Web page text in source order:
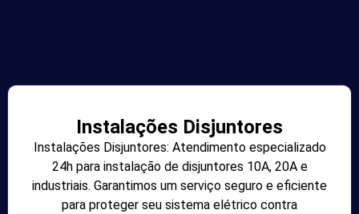
Instalações Disjuntores
Instalações Disjuntores: Atendimento especializado
24h para instalação de disjuntores 10A, 20A e
industriais. Garantimos um serviço seguro e eficiente
para proteger seu sistema elétrico contra